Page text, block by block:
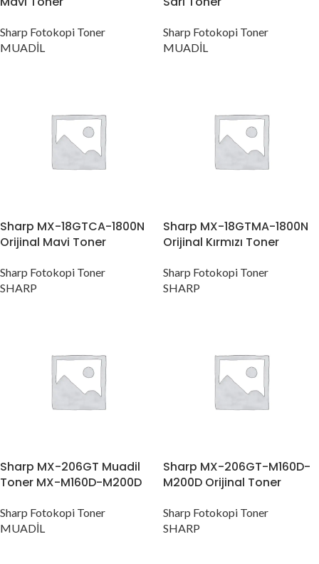
Sharp Fotokopi Toner
MUADİL
Sharp Fotokopi Toner
MUADİL
Sharp MX-18GTCA-1800N
Orijinal Mavi Toner
Sharp Fotokopi Toner
SHARP
Sharp MX-18GTMA-1800N
Orijinal Kırmızı Toner
Sharp Fotokopi Toner
SHARP
Sharp MX-206GT Muadil
Toner MX-M160D-M200D
Sharp Fotokopi Toner
MUADİL
Sharp MX-206GT-M160D-
M200D Orijinal Toner
Sharp Fotokopi Toner
SHARP